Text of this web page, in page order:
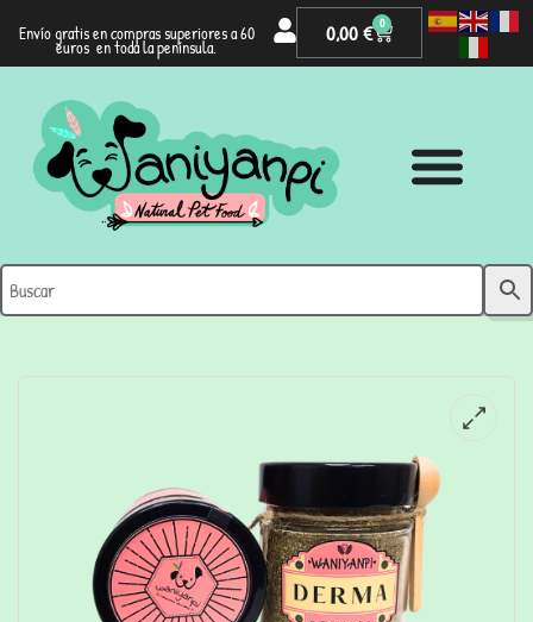
Envío gratis en compras superiores a 60
euros en toda la península.
0,00€ 0